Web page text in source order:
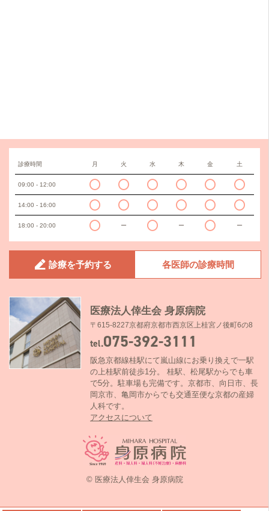
診療時間 月 火 水 木 金 土
09:00 - 12:00
14:00 - 16:00
18:00 - 20:00 ー ー ー
診療を予約する 各医師の診療時間
医療法人倖生会 身原病院
〒615-8227京都府京都市西京区上桂宮ノ後町6の8
tel.075-392-3111
阪急京都線桂駅にて嵐山線にお乗り換えで一駅
の上桂駅前徒歩1分。 桂駅、松尾駅からでも車
で5分。駐車場も完備です。京都市、向日市、長
岡京市、亀岡市からでも交通至便な京都の産婦
人科です。
アクセスについて
© 医療法人倖生会 身原病院